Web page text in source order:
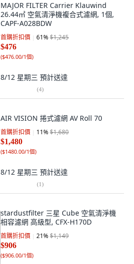
MAJOR FILTER Carrier Klauwind
26.44㎡ 空氣清淨機複合式濾網, 1個,
CAPF-A028BDW
首購折扣價 61%$1,245
$476
($476.00/1個)
8/12 星期三 預計送達
(4)
AIR VISION 捲式濾網 AV Roll 70
首購折扣價 11%$1,680
$1,480
($1480.00/1個)
8/12 星期三 預計送達
(1)
stardustfilter 三星 Cube 空氣清淨機
相容濾網 高級型, CFX-H170D
首購折扣價 21%$1,149
$906
($906.00/1個)